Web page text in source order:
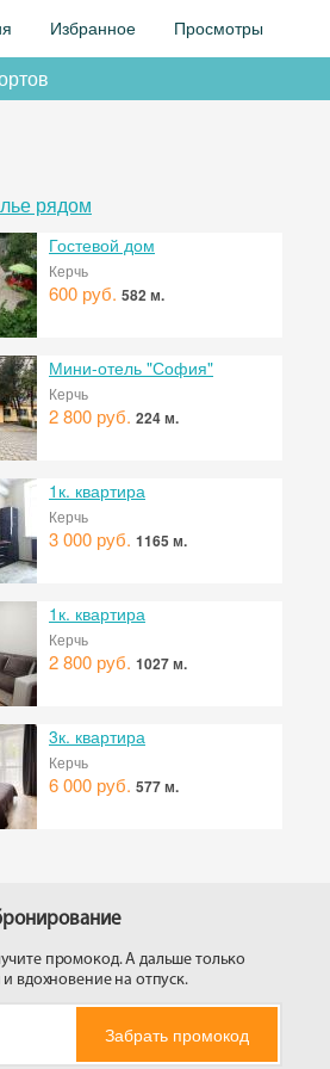
Избранное Просмотры
рядом
Гостевой дом
Керчь
600 руб. 582 м.
Мини-отель "София"
Керчь
2 800 руб. 224 м.
1к. квартира
Керчь
3 000 руб. 1165 м.
1к. квартира
Керчь
2 800 руб. 1027 м.
3к. квартира
Керчь
6 000 руб. 577 м.
промокод. А дальше только
вдохновение на отпуск.
Забрать промокод